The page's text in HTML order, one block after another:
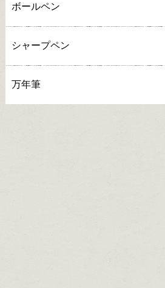
ボールペン
シャープペン
万年筆